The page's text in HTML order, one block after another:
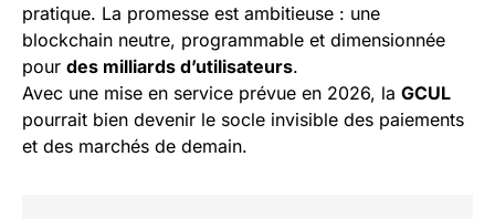
pratique. La promesse est ambitieuse : une
blockchain neutre, programmable et dimensionnée
pour des milliards d’utilisateurs.
Avec une mise en service prévue en 2026, la GCUL
pourrait bien devenir le socle invisible des paiements
et des marchés de demain.